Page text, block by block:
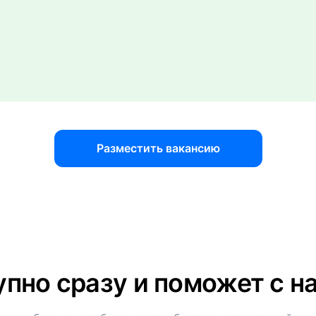
Разместить вакансию
сразу и поможет с